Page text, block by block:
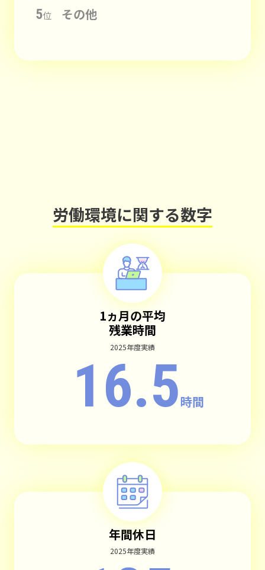
5位 その他
労働環境に関する数字
1ヵ月の平均
残業時間
2025年度実績
16.5時間
年間休日
2025年度実績